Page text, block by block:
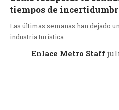
tiempos de
Las últimas semanas han dejado
industria turística.…
Enlace Metro Staff